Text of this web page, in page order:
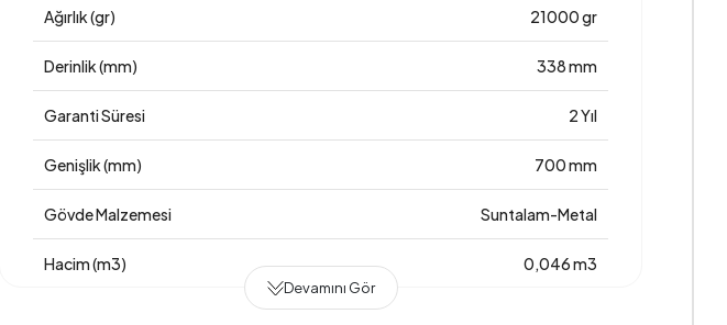
Ağırlık (gr) 21000 gr
Derinlik (mm) 338 mm
Garanti Süresi 2 Yıl
Genişlik (mm) 700 mm
Gövde Malzemesi Suntalam-Metal
Hacim (m3) 0,046 m3
Maksimum Taşıma Kapasitesi (kg)
Devamını Gör